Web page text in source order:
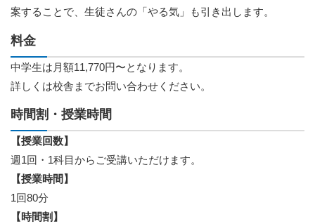
案することで、生徒さんの「やる気」も引き出します。
料金
中学生は月額11,770円〜となります。
詳しくは校舎までお問い合わせください。
時間割・授業時間
【授業回数】
週1回・1科目からご受講いただけます。
【授業時間】
1回80分
【時間割】